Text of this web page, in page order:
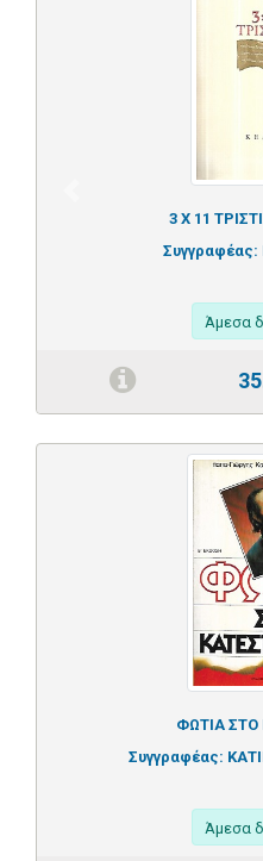
3 Χ 11
Συγγραφέας:
Άμεσα
ΦΩΤΙΑ
Συγγραφέας:
Άμεσα